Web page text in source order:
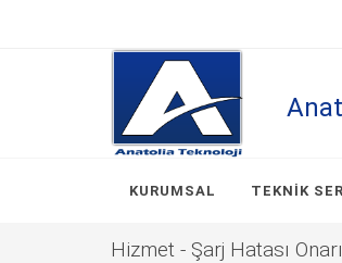
KURUMSAL TEKNIK
Hizmet - Şarj Hatası